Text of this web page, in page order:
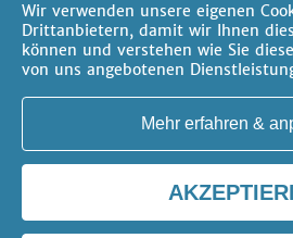
Impressum
Copyright 2026 -
Wir verwenden unsere eigenen
Drittanbietern, damit wir Ihnen
können und verstehen wie Sie
von uns angebotenen
Mehr erfahren &